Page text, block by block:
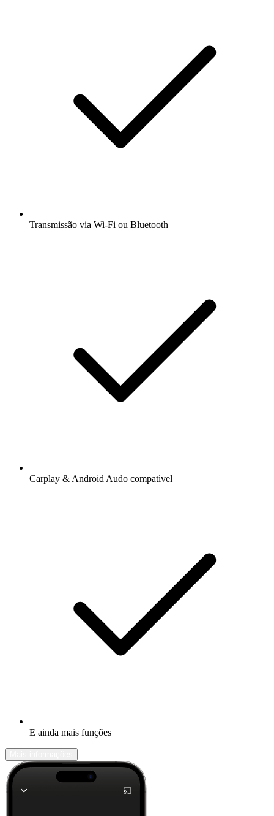
Transmissão via Wi-Fi ou Bluetooth
Carplay & Android Audo compatìvel
E ainda mais funções